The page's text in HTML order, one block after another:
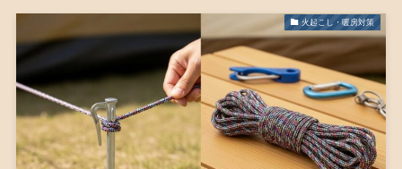
火起こし・暖房対策